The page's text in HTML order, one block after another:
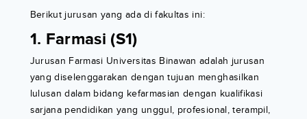
Berikut jurusan yang ada di fakultas ini:
1. Farmasi (S1)
Jurusan Farmasi Universitas Binawan adalah jurusan
yang diselenggarakan dengan tujuan menghasilkan
lulusan dalam bidang kefarmasian dengan kualifikasi
sarjana pendidikan yang unggul, profesional, terampil,